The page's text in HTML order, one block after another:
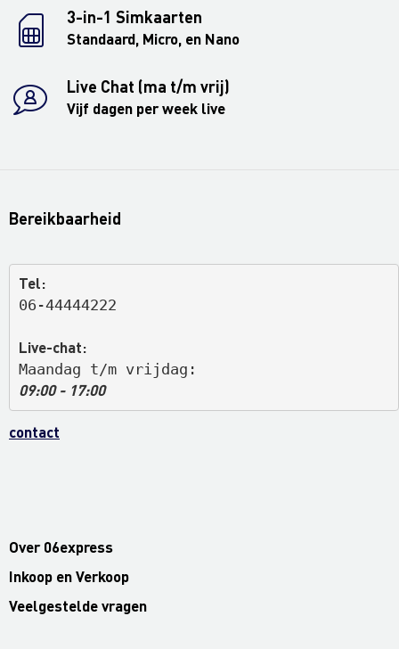
3-in-1 Simkaarten
Standaard, Micro, en Nano
Live Chat (ma t/m vrij)
Vijf dagen per week live
Bereikbaarheid
Tel:
06-44444222
Live-chat:
Maandag t/m vrijdag:
09:00 - 17:00
contact
Over 06express
Inkoop en Verkoop
Veelgestelde vragen